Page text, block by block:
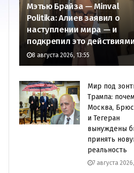
Мэтью Брайза — Minval
Politika: Алиев заявил о
наступлении мира — и
подкрепил это
8 августа 2026, 13:55
Мир под
Трампа:
Москва,
и Тегеран
вынуждены
принять
реальность
7 августа